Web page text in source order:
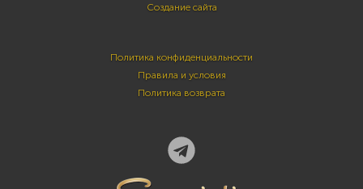
Создание сайта
Политика конфиденциальности
Правила и условия
Политика возврата